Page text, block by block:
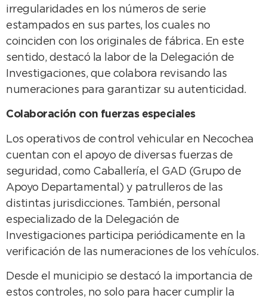
irregularidades en los números de serie
estampados en sus partes, los cuales no
coinciden con los originales de fábrica. En este
sentido, destacó la labor de la Delegación de
Investigaciones, que colabora revisando las
numeraciones para garantizar su autenticidad.
Colaboración con fuerzas especiales
Los operativos de control vehicular en Necochea
cuentan con el apoyo de diversas fuerzas de
seguridad, como Caballería, el GAD (Grupo de
Apoyo Departamental) y patrulleros de las
distintas jurisdicciones. También, personal
especializado de la Delegación de
Investigaciones participa periódicamente en la
verificación de las numeraciones de los vehículos.
Desde el municipio se destacó la importancia de
estos controles, no solo para hacer cumplir la